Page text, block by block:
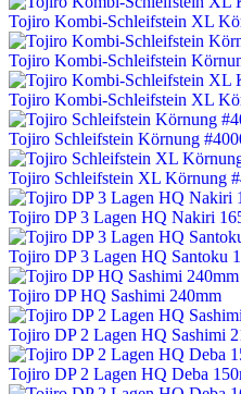
Tojiro Kombi-Schleifstein XL
Tojiro Kombi-Schleifstein
Tojiro Kombi-Schleifstein XL
Tojiro Schleifstein Körnung
Tojiro Schleifstein XL Körnung
Tojiro DP 3 Lagen HQ Nakiri
Tojiro DP 3 Lagen HQ Santoku
Tojiro DP HQ Sashimi 240mm
Tojiro DP 2 Lagen HQ Sashimi
Tojiro DP 2 Lagen HQ Deba